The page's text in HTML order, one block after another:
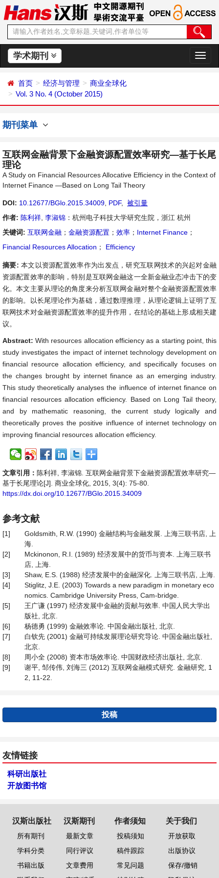
学术期刊
切
换
首页 经济与管理
商业全球化
Vol. 3 No. 4 (October 2015)
期刊菜单
互联网金融背景下金融资源配置效率研究—基于长尾
理论
A Study on Financial Resources Allocative Efficiency in the Context of
Internet Finance —Based on Long Tail Theory
DOI: 10.12677/BGlo.2015.34009 PDF,
被引量
作者: 陈利祥 李淑锦 ：杭州电子科技大学研究生院，浙江 杭州
关键词: 互联网金融 ； 金融资源配置 ； 效率 ； Internet Finance ；
Financial Resources Allocation ； Efficiency
摘要: 本文以资源配置效率作为出发点，研究互联网技术的兴起对金融
资源配置效率的影响，特别是互联网金融这一全新金融业态冲击下的变
化。本文主要从理论的角度来分析互联网金融对整个金融资源配置效率
的影响。以长尾理论作为基础，通过数理推理，从理论逻辑上证明了互
联网技术对金融资源配置效率的提升作用，在结论的基础上形成相关建
议。
Abstract:With resources allocation efficiency as a starting point, this
study investigates the impact of internet technology development on
financial resource allocation efficiency, and specifically focuses on
the changes brought by internet finance as an emerging industry.
This study theoretically analyses the influence of internet finance on
financial resources allocation efficiency. Based on Long Tail theory,
and by mathematic reasoning, the current study logically and
theoretically proves the positive influence of internet technology on
improving financial resources allocation efficiency.
文章引用： 陈利祥, 李淑锦. 互联网金融背景下金融资源配置效率研究—
基于长尾理论[J]. 商业全球化, 2015, 3(4): 75-80.
https://dx.doi.org/10.12677/BGlo.2015.34009
参考文献
[1]
Goldsmith, R.W. (1990) 金融结构与金融发展. 上海三联书店, 上
海.
[2]
Mckinonon, R.I. (1989) 经济发展中的货币与资本. 上海三联书
店, 上海.
[3]
Shaw, E.S. (1988) 经济发展中的金融深化. 上海三联书店, 上海.
[4]
Stiglitz, J.E. (2003) Towards a new paradigm in monetary eco
nomics. Cambridge University Press, Cam-bridge.
[5]
王广谦 (1997) 经济发展中金融的贡献与效率. 中国人民大学出
版社, 北京.
[6]
杨德勇 (1999) 金融效率论. 中国金融出版社, 北京.
[7]
白钦先 (2001) 金融可持续发展理论研究导论. 中国金融出版社,
北京.
[8]
周小全 (2008) 资本市场效率论. 中国财政经济出版社, 北京.
[9]
谢平, 邹传伟, 刘海三 (2012) 互联网金融模式研究. 金融研究, 1
2, 11-22.
投稿
友情链接
科研出版社
开放图书馆
汉斯出版社
所有期刊
学科分类
书籍出版
汉斯期刊
最新文章
同行评议
文章费用
作者须知
投稿须知
稿件跟踪
常见问题
关于我们
开放获取
出版协议
保存/撤销